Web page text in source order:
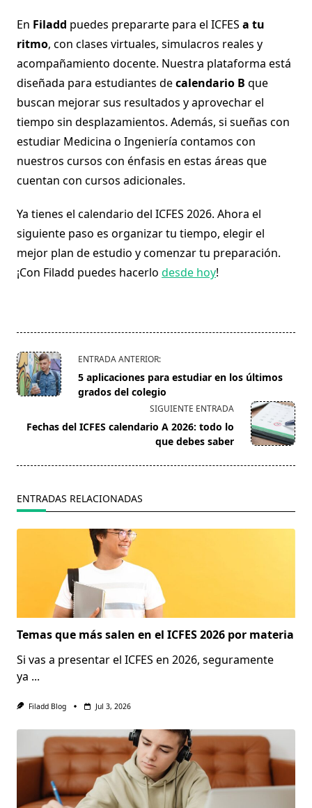
En Filadd puedes prepararte para el ICFES a tu
ritmo, con clases virtuales, simulacros reales y
acompañamiento docente. Nuestra plataforma está
diseñada para estudiantes decalendario B que
buscan mejorar sus resultados y aprovechar el
tiempo sin desplazamientos. Además, si sueñas con
estudiar Medicina o Ingeniería contamos con
nuestros cursos con énfasis en estas áreas que
cuentan con cursos adicionales.
Ya tienes el calendario del ICFES 2026. Ahora el
siguiente paso es organizar tu tiempo, elegir el
mejor plan de estudio y comenzar tu preparación.
¡Con Filadd puedes hacerlo desde hoy!
<span
class="nav-
subtitle
reader-
ENTRADA ANTERIOR:
5 aplicaciones para estudiar en los últimos
grados del colegio
SIGUIENTE ENTRADA
Fechas del ICFES calendario A 2026: todo lo
que debes saber
ENTRADAS RELACIONADAS
Temas que más salen en el ICFES 2026 por materia
Si vas a presentar el ICFES en 2026, seguramente
ya ...
Filadd Blog Jul 3, 2026